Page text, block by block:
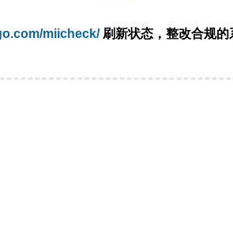
miicheck/刷新状态，整改合规的